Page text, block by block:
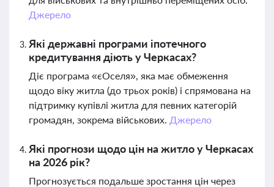
Джерело
Які державні програми іпотечного
кредитування діють у Черкасах?
Діє програма «єОселя», яка має обмеження
щодо віку житла (до трьох років) і спрямована на
підтримку купівлі житла для певних категорій
громадян, зокрема військових. Джерело
Які прогнози щодо цін на житло у Черкасах
на 2026 рік?
Прогнозується подальше зростання цін через